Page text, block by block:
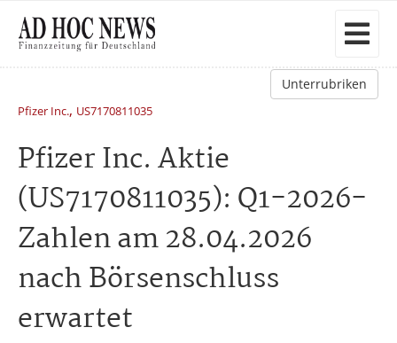
Unterrubriken
Pfizer Inc., US7170811035
Pfizer Inc. Aktie
(US7170811035): Q1-2026-
Zahlen am 28.04.2026
nach Börsenschluss
erwartet